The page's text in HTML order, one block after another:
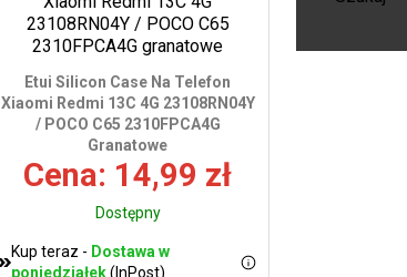
Etui Silicon Case Na Telefon
Xiaomi Redmi 13C 4G 23108RN04Y
/ POCO C65 2310FPCA4G
Granatowe
Cena: 14,99 zł
Dostępny
Kup teraz - Dostawa w
poniedziałek(InPost)